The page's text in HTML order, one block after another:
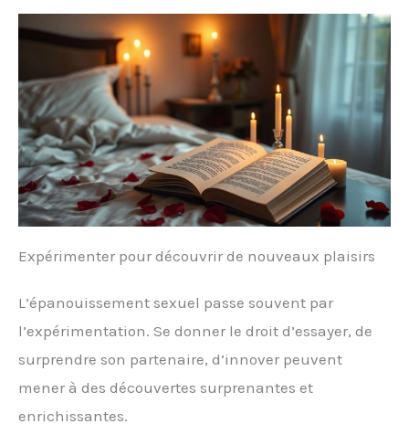
Expérimenter pour découvrir de nouveaux plaisirs
L’épanouissement sexuel passe souvent par
l’expérimentation. Se donner le droit d’essayer, de
surprendre son partenaire, d’innover peuvent
mener à des découvertes surprenantes et
enrichissantes.